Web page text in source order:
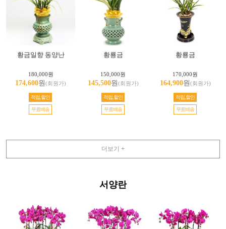
황금일향 동양난
180,000원
174,600원(회원가)
적립,할인
무료배송
황룡금
150,000원
145,500원(회원가)
적립,할인
무료배송
황룡금
170,000원
164,900원(회원가)
적립,할인
무료배송
더보기 +
서양란